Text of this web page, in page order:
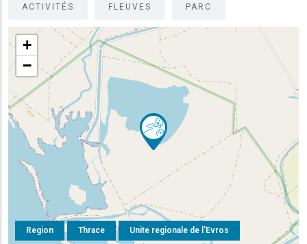
ACTIVITÉS FLEUVES PARC
Region Thrace Unite regionale de l'Evros
+
−